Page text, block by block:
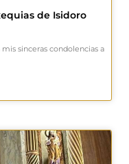
de Isidoro
sinceras condolencias a